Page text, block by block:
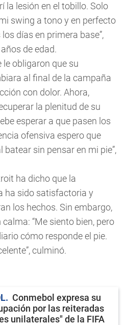
la lesión en el tobillo. Solo
swing a tono y en perfecto
días en primera base”,
de edad.
le obligaron que su
al final de la campaña
con dolor. Ahora,
la plenitud de su
esperar a que pasen los
ofensiva espero que
batear sin pensar en mi pie”,
ha dicho que la
ha sido satisfactoria y
los hechos. Sin embargo,
“Me siento bien, pero
cómo responde el pie.
culminó.
Conmebol expresa su
por las reiteradas
unilaterales" de la FIFA